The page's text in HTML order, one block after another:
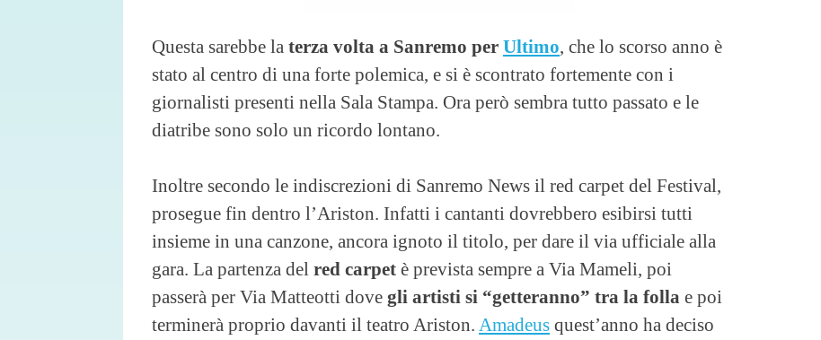
Questa sarebbe la terza volta a Sanremo per Ultimo , che lo scorso anno è
stato al centro di una forte polemica, e si è scontrato fortemente con i
giornalisti presenti nella Sala Stampa. Ora però sembra tutto passato e le
diatribe sono solo un ricordo lontano.
Inoltre secondo le indiscrezioni di Sanremo News il red carpet del Festival,
prosegue fin dentro l’Ariston. Infatti i cantanti dovrebbero esibirsi tutti
insieme in una canzone, ancora ignoto il titolo, per dare il via ufficiale alla
gara. La partenza del red carpet è prevista sempre a Via Mameli, poi
passerà per Via Matteotti dove gli artisti si “getteranno” tra la folla e poi
terminerà proprio davanti il teatro Ariston. Amadeus quest’anno ha deciso